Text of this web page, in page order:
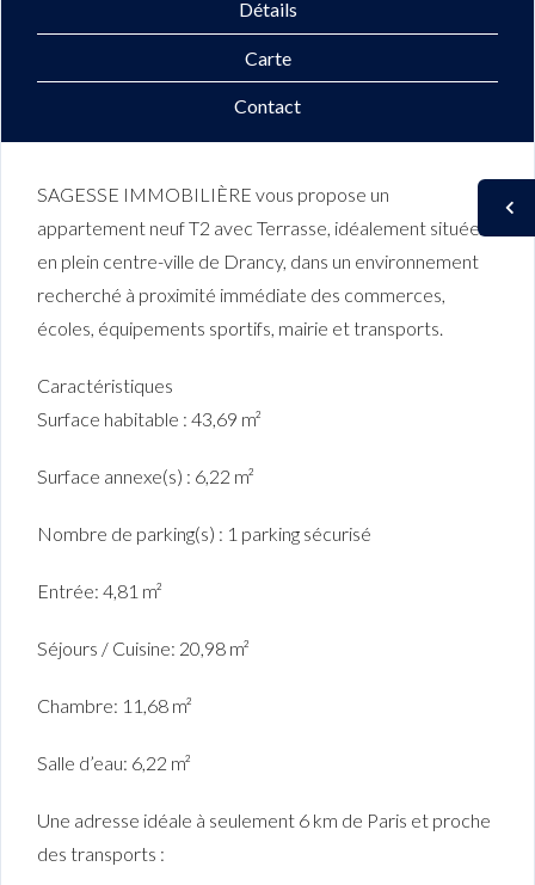
Détails
Carte
Contact
SAGESSE IMMOBILIÈRE vous propose un
appartement neuf T2 avec Terrasse, idéalement située
en plein centre-ville de Drancy, dans un environnement
recherché à proximité immédiate des commerces,
écoles, équipements sportifs, mairie et transports.
Caractéristiques
Surface habitable : 43,69 m²
Surface annexe(s) : 6,22 m²
Nombre de parking(s) : 1 parking sécurisé
Entrée: 4,81 m²
Séjours / Cuisine: 20,98 m²
Chambre: 11,68 m²
Salle d’eau: 6,22 m²
Une adresse idéale à seulement 6 km de Paris et proche
des transports :